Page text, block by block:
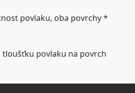
povlaku, oba povrchy *
povlaku na povrch